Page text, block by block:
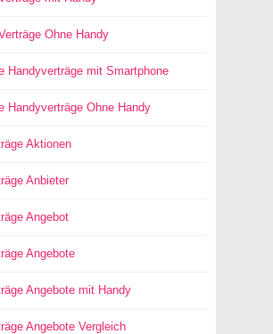
Ohne Handy
Handyverträge mit Smartphone
Handyverträge Ohne Handy
Aktionen
Anbieter
Angebot
Angebote
Angebote mit Handy
Angebote Vergleich